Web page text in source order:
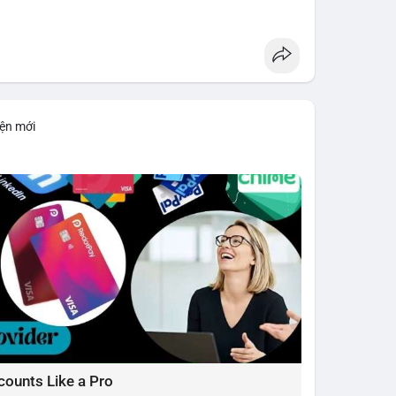
tối đa 1-2% tài khoản cho mỗi vị thế.
#vlikenear
mới
Like a Pro